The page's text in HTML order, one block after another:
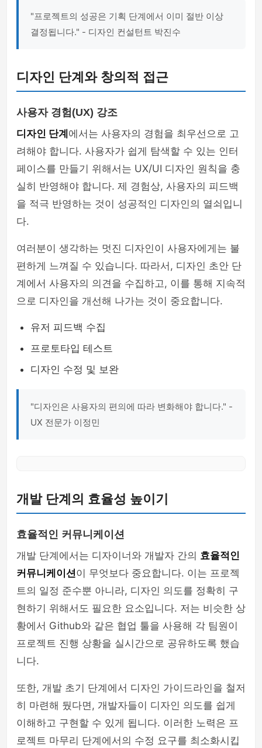
"프로젝트의 성공은 기획 단계에서 이미 절반 이상
결정됩니다." - 디자인 컨설턴트 박진수
디자인 단계와 창의적 접근
사용자 경험(UX) 강조
디자인 단계 에서는 사용자의 경험을 최우선으로 고
려해야 합니다. 사용자가 쉽게 탐색할 수 있는 인터
페이스를 만들기 위해서는 UX/UI 디자인 원칙을 충
실히 반영해야 합니다. 제 경험상, 사용자의 피드백
을 적극 반영하는 것이 성공적인 디자인의 열쇠입니
다.
여러분이 생각하는 멋진 디자인이 사용자에게는 불
편하게 느껴질 수 있습니다. 따라서, 디자인 초안 단
계에서 사용자의 의견을 수집하고, 이를 통해 지속적
으로 디자인을 개선해 나가는 것이 중요합니다.
유저 피드백 수집
프로토타입 테스트
디자인 수정 및 보완
"디자인은 사용자의 편의에 따라 변화해야 합니다." -
UX 전문가 이정민
개발 단계의 효율성 높이기
효율적인 커뮤니케이션
개발 단계에서는 디자이너와 개발자 간의 효율적인
커뮤니케이션이 무엇보다 중요합니다. 이는 프로젝
트의 일정 준수뿐 아니라, 디자인 의도를 정확히 구
현하기 위해서도 필요한 요소입니다. 저는 비슷한 상
황에서 Github와 같은 협업 툴을 사용해 각 팀원이
프로젝트 진행 상황을 실시간으로 공유하도록 했습
니다.
또한, 개발 초기 단계에서 디자인 가이드라인을 철저
히 마련해 뒀다면, 개발자들이 디자인 의도를 쉽게
이해하고 구현할 수 있게 됩니다. 이러한 노력은 프
로젝트 마무리 단계에서의 수정 요구를 최소화시킵